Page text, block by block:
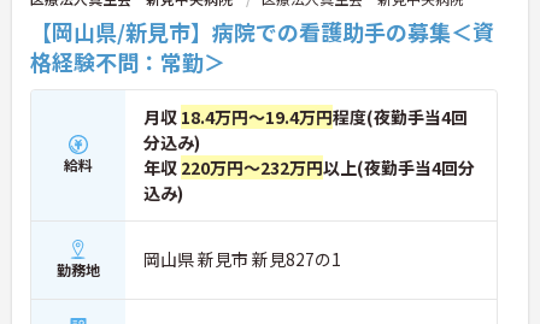
【岡山県/新見市】病院での看護助手の募集＜資
格経験不問：常勤＞
給料
月収 18.4万円～19.4万円程度(夜勤手当4回
分込み)
年収 220万円～232万円以上(夜勤手当4回分
込み)
勤務地 岡山県 新見市 新見827の1